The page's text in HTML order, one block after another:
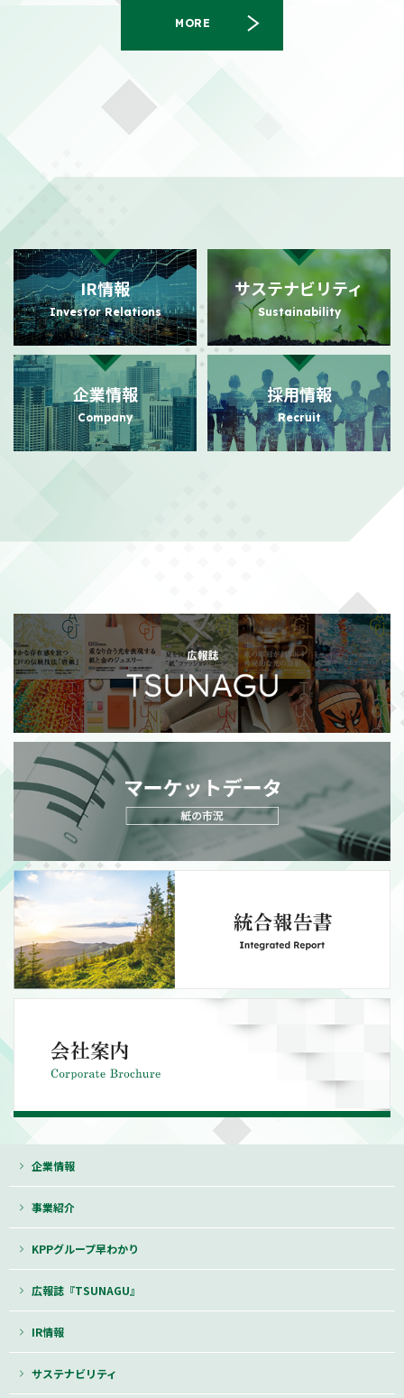
MORE
自己株式の取得状況に関するお知らせ
2026/07/31
事業基盤拡充に関するお知らせ
（140KB）
2026/07/24 PR
日本におけるビジュアルコミュニケーション事業本格展開に関す
るお知らせ
（156KB）
2026/07/21 適時開示
株主還元強化を目的とした株主優待制度拡充に関するお知らせ
（104KB）
（111KB）
自己株式消却の件 （311KB）
MORE
IR情報
Investor Relations
サステナビリティ
Sustainability
企業情報
Company
採用情報
Recruit
企業情報
事業紹介
KPPグループ早わかり
広報誌『TSUNAGU』
IR情報
サステナビリティ